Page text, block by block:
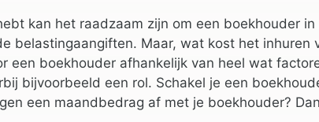
kan het raadzaam zijn om een boekhouder
belastingaangiften. Maar, wat kost het inhuren
een boekhouder afhankelijk van heel wat
bijvoorbeeld een rol. Schakel je een
een maandbedrag af met je boekhouder?